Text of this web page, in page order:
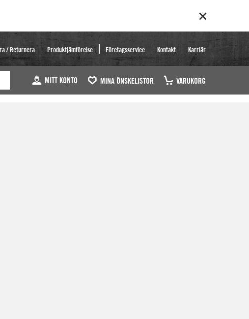
/ Returnera Produktjämförelse Företagsservice Kontakt Karriär
MITT KONTO MINA ÖNSKELISTOR VARUKORG